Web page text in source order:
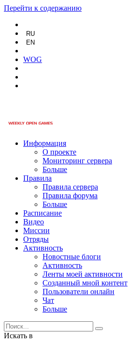
Перейти к содержанию
RU
EN
WOG
Информация
О проекте
Мониторинг сервера
Больше
Правила
Правила сервера
Правила форума
Больше
Расписание
Видео
Миссии
Отряды
Активность
Новостные блоги
Активность
Ленты моей активности
Созданный мной контент
Пользователи онлайн
Чат
Больше
Искать в